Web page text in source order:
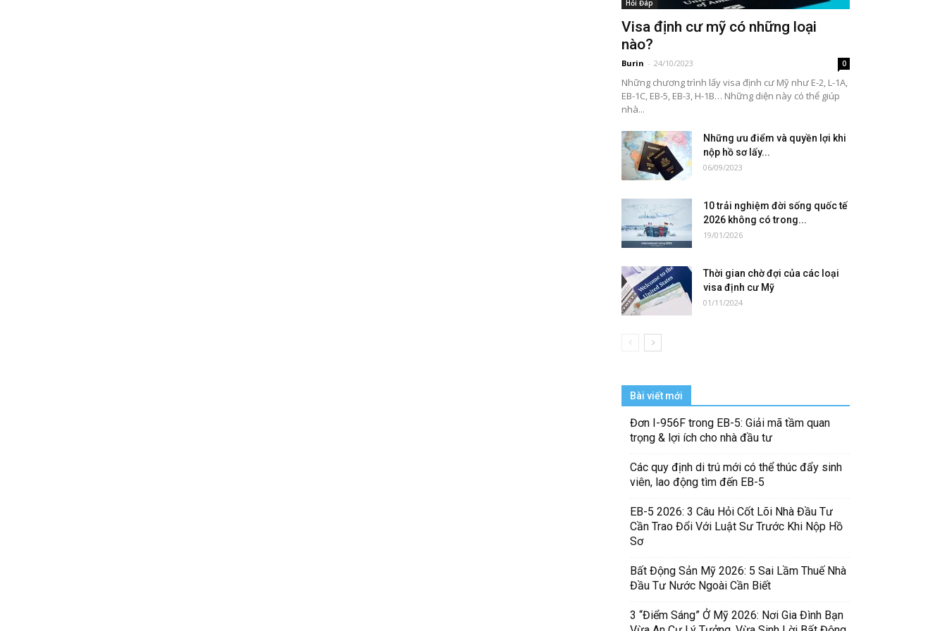
Hỏi Đáp
Visa định cư mỹ có những loại
nào?
Burin - 24/10/2023 0
Những chương trình lấy visa định cư Mỹ như E-2, L-1A,
EB-1C, EB-5, EB-3, H-1B… Những diện này có thể giúp
nhà...
Những ưu điểm và quyền lợi khi
nộp hồ sơ lấy...
06/09/2023
10 trải nghiệm đời sống quốc tế
2026 không có trong...
19/01/2026
Thời gian chờ đợi của các loại
visa định cư Mỹ
01/11/2024
Bài viết mới
Đơn I-956F trong EB-5: Giải mã tầm quan
trọng & lợi ích cho nhà đầu tư
Các quy định di trú mới có thể thúc đẩy sinh
viên, lao động tìm đến EB-5
EB-5 2026: 3 Câu Hỏi Cốt Lõi Nhà Đầu Tư
Cần Trao Đổi Với Luật Sư Trước Khi Nộp Hồ
Sơ
Bất Động Sản Mỹ 2026: 5 Sai Lầm Thuế Nhà
Đầu Tư Nước Ngoài Cần Biết
3 “Điểm Sáng” Ở Mỹ 2026: Nơi Gia Đình Bạn